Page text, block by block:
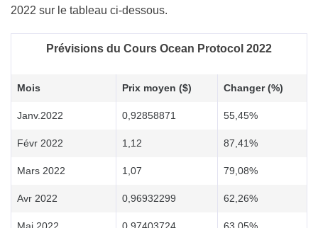
2022 sur le tableau ci-dessous.
Prévisions du Cours Ocean Protocol 2022
Mois Prix ​​moyen ($) Changer (%)
Janv.2022 0,92858871 55,45%
Févr 2022 1,12 87,41%
Mars 2022 1,07 79,08%
Avr 2022 0,96932299 62,26%